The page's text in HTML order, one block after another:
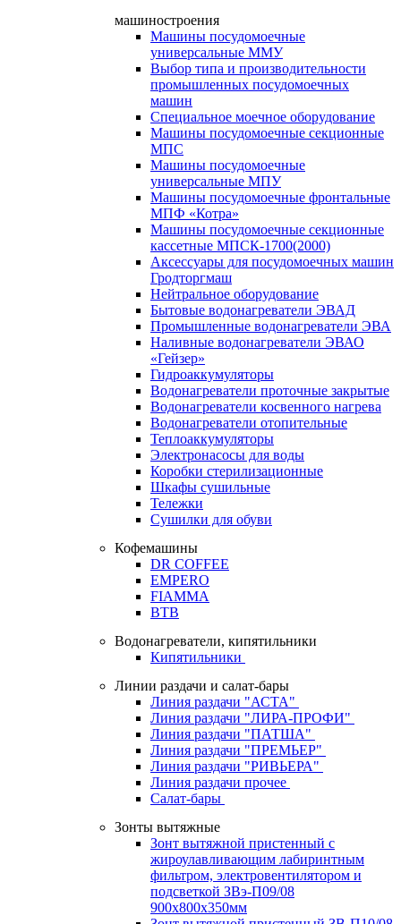
машиностроения
Машины посудомоечные
универсальные ММУ
Выбор типа и производительности
промышленных посудомоечных
машин
Специальное моечное оборудование
Машины посудомоечные секционные
МПС
Машины посудомоечные
универсальные МПУ
Машины посудомоечные фронтальные
МПФ «Котра»
Машины посудомоечные секционные
кассетные МПСК-1700(2000)
Аксессуары для посудомоечных машин
Гродторгмаш
Нейтральное оборудование
Бытовые водонагреватели ЭВАД
Промышленные водонагреватели ЭВА
Наливные водонагреватели ЭВАО
«Гейзер»
Гидроаккумуляторы
Водонагреватели проточные закрытые
Водонагреватели косвенного нагрева
Водонагреватели отопительные
Теплоаккумуляторы
Электронасосы для воды
Коробки стерилизационные
Шкафы сушильные
Тележки
Сушилки для обуви
Кофемашины
DR COFFEE
EMPERO
FIAMMA
BTB
Водонагреватели, кипятильники
Кипятильники
Линии раздачи и салат-бары
Линия раздачи "АСТА"
Линия раздачи "ЛИРА-ПРОФИ"
Линия раздачи "ПАТША"
Линия раздачи "ПРЕМЬЕР"
Линия раздачи "РИВЬЕРА"
Линия раздачи прочее
Салат-бары
Зонты вытяжные
Зонт вытяжной пристенный с
жироулавливающим лабиринтным
фильтром, электровентилятором и
подсветкой ЗВэ-П09/08
900х800х350мм